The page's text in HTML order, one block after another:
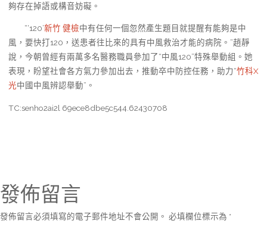
夠存在掉語或構音妨礙。
“‘120’新竹 健檢中有任何一個忽然產生題目就提醒有能夠是中
風，要快打120，送患者往比來的具有中風救治才能的病院。”趙靜
說，今朝曾經有兩萬多名醫務職員參加了“中風120”特殊舉動組。她
表現，盼望社會各方氣力參加出去，推動卒中防控任務，助力“竹科X
光中國中風辨認舉動”。
TC:senho2ai2l 69ece8dbe5c544.62430708
發佈留言
發佈留言必須填寫的電子郵件地址不會公開。 必填欄位標示為 *